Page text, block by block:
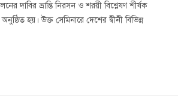
দাবির ভ্রান্তি নিরসন ও শরয়ী বিশ্লেষণ শীর্ষক
হয়। উক্ত সেমিনারে দেশের দ্বীনী বিভিন্ন